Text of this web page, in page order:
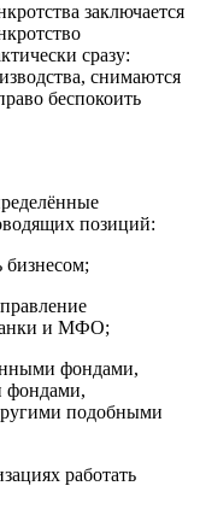
заключается
сразу:
снимаются
беспокоить
позиций:
бизнесом;
и МФО;
фондами,
фондами,
подобными
работать